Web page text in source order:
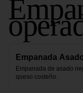
Empanada
Empanada de asado
queso costeño.